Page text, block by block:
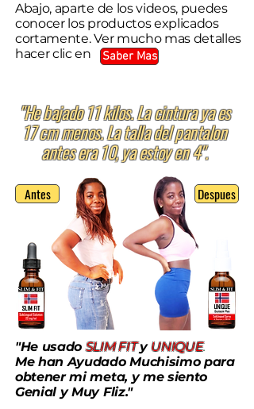
Abajo, aparte de los videos, puedes
conocer los productos explicados
cortamente. Ver mucho mas detalles
hacer clic en
Saber Mas
"He bajado 11 kilos. La cintura ya es
17 cm menos. La talla del pantalon
antes era 10, ya estoy en 4".
"He usadoSLIM FITyUNIQUE.
Me han Ayudado Muchisimo para
obtener mi meta, y me siento
Genial y Muy Fliz."
Despues
Antes